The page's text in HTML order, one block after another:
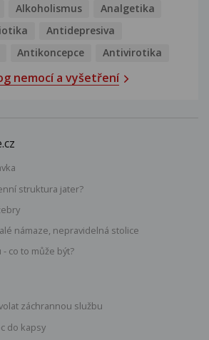
Alkoholismus
Analgetika
Antidepresiva
Antikoncepce Antivirotika
nemocí a vyšetření
struktura jater?
námaze, nepravidelná stolice
co to může být?
záchrannou službu
do kapsy